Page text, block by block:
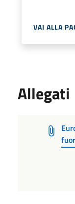
VAI ALLA
Allegati